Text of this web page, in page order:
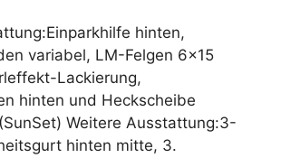
hinten,
variabel, LM-Felgen 6×15
Lackierung,
hinten und Heckscheibe
Weitere Ausstattung:3-
hinten mitte, 3.